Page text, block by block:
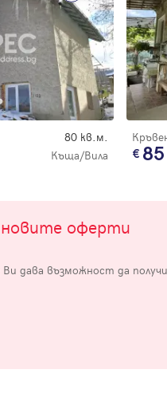
80 кв.м.
Къща/Вила
оферти
Ви дава възможност да